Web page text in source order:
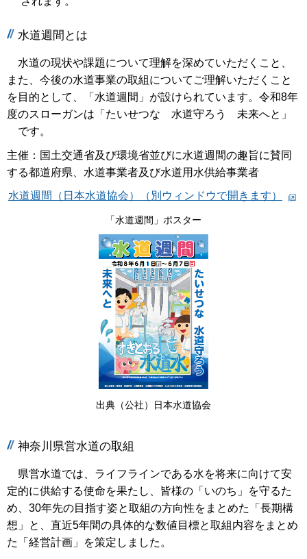
水道週間とは
水道の現状や課題について理解を深めていただくこと、
また、今後の水道事業の取組についてご理解いただくこと
を目的として、「水道週間」が設けられています。令和8年
度のスローガンは「 たいせつな 水道守ろう 未来へと」
です。
主催：国土交通省及び環境省並びに水道週間の趣旨に賛同
する都道府県、水道事業者及び水道用水供給事業者
水道週間（日本水道協会）（別ウィンドウで開きます）
「水道週間」ポスター
出典（公社）日本水道協会
神奈川県営水道の取組
県営水道では、ライフラインである水を将来に向けて安
定的に供給する使命を果たし、皆様の「いのち」を守るた
め、30年先の目指す姿と取組の方向性をまとめた「長期構
想」と、直近5年間の具体的な数値目標と取組内容をまとめ
た「経営計画」を策定しました。